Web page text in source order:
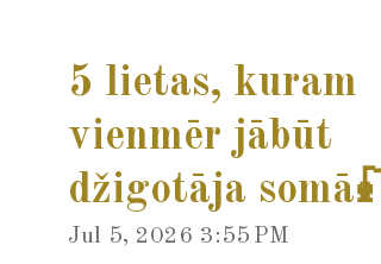
5 lietas, kuram
vienmēr jābūt
džigotāja
Jul 5, 2026 3:55 PM